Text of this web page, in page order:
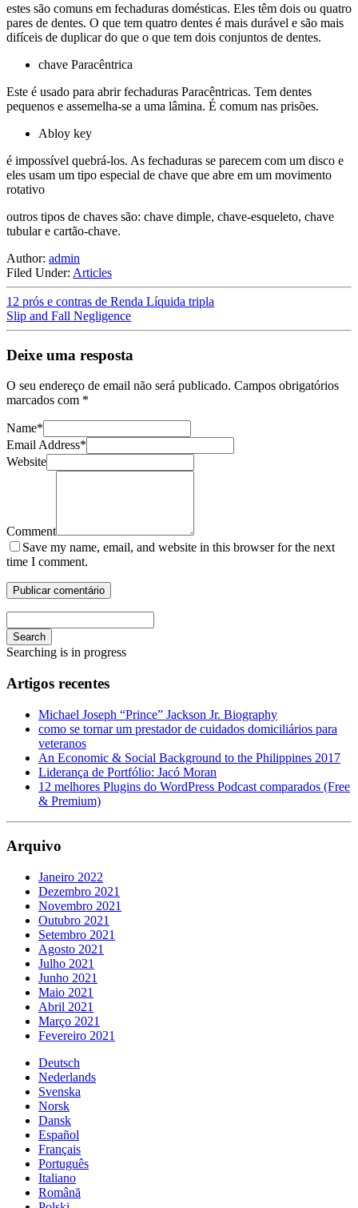
estes são comuns em fechaduras domésticas. Eles têm dois ou quatro
pares de dentes. O que tem quatro dentes é mais durável e são mais
difíceis de duplicar do que o que tem dois conjuntos de dentes.
chave Paracêntrica
Este é usado para abrir fechaduras Paracêntricas. Tem dentes
pequenos e assemelha-se a uma lâmina. É comum nas prisões.
Abloy key
é impossível quebrá-los. As fechaduras se parecem com um disco e
eles usam um tipo especial de chave que abre em um movimento
rotativo
outros tipos de chaves são: chave dimple, chave-esqueleto, chave
tubular e cartão-chave.
Author: admin
Filed Under: Articles
12 prós e contras de Renda Líquida tripla
Slip and Fall Negligence
Deixe uma resposta
O seu endereço de email não será publicado. Campos obrigatórios
marcados com *
Name*
Email Address*
Website
Comment
Save my name, email, and website in this browser for the next
time I comment.
Search
Searching is in progress
Artigos recentes
Michael Joseph “Prince” Jackson Jr. Biography
como se tornar um prestador de cuidados domiciliários para
veteranos
An Economic & Social Background to the Philippines 2017
Liderança de Portfólio: Jacó Moran
12 melhores Plugins do WordPress Podcast comparados (Free
& Premium)
Arquivo
Janeiro 2022
Dezembro 2021
Novembro 2021
Outubro 2021
Setembro 2021
Agosto 2021
Julho 2021
Junho 2021
Maio 2021
Abril 2021
Março 2021
Fevereiro 2021
Deutsch
Nederlands
Svenska
Norsk
Dansk
Español
Français
Português
Italiano
Română